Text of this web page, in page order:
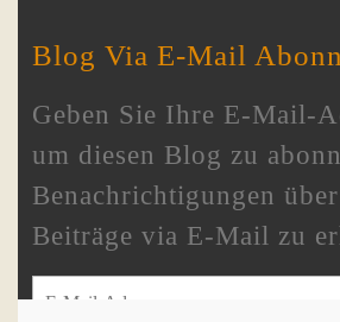
Blog Via E-Mail
Geben Sie Ihre E-Mail-
um diesen Blog zu
Benachrichtigungen
Beiträge via E-Mail zu
E-Mail-Adresse